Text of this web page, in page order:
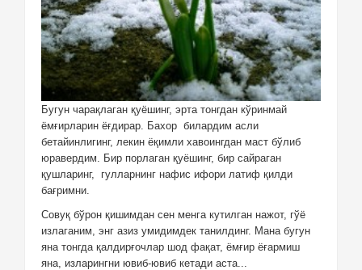
Бугун чарақлаган қуёшинг, эрта тонгдан кўринмай
ёмғирларин ёғдирар. Бахор билардим асли
бетайинлигинг, лекин ёқимли хавоингдан маст бўлиб
юравердим. Бир порлаган қуёшинг, бир сайраган
қушларинг,
гулларнинг нафис ифори латиф қилди
бағримни.
Совуқ бўрон қишимдан сен менга кутилган нажот, гўё
излаганим, энг азиз умидимдек танилдинг. Мана бугун
яна тонгда қалдирғочлар шод фақат, ёмғир ёғармиш
яна, изларингни ювиб-ювиб кетади аста...